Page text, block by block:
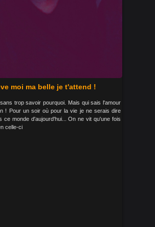
moi ma belle je t'attend !
trop savoir pourquoi. Mais qui sais l'amour
! Pour un soir où pour la vie je ne serais dire
ce monde d'aujourd'hui... On ne vit qu'une fois
celle-ci